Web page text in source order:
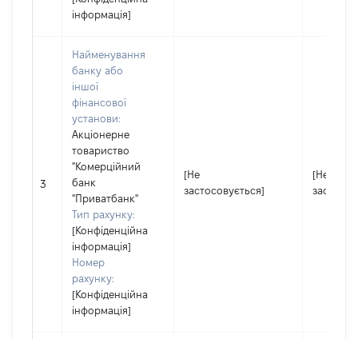
інформація]
3
Найменування
банку або
іншої
фінансової
установи:
Акціонерне
товариство
"Комерційний
банк
"Приватбанк"
Тип рахунку:
[Конфіденційна
інформація]
Номер
рахунку:
[Конфіденційна
інформація]
[Не
застосовується]
[Не